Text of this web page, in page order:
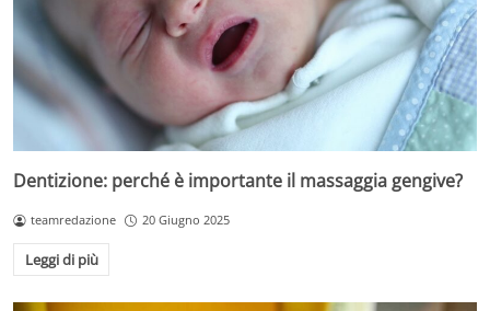
Dentizione: perché è importante il massaggia gengive?
teamredazione 20 Giugno 2025
Leggi di più